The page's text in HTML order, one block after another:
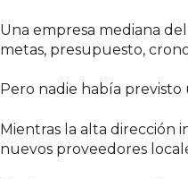
Una empresa mediana
metas, presupuesto,
Pero nadie había previsto
Mientras la alta dirección
nuevos proveedores